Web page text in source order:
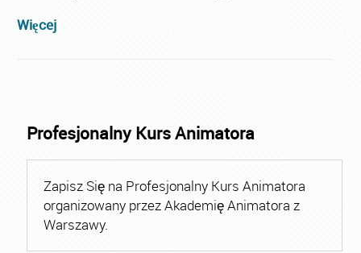
Więcej
Profesjonalny Kurs Animatora
Zapisz Się na Profesjonalny Kurs Animatora
organizowany przez Akademię Animatora z
Warszawy.